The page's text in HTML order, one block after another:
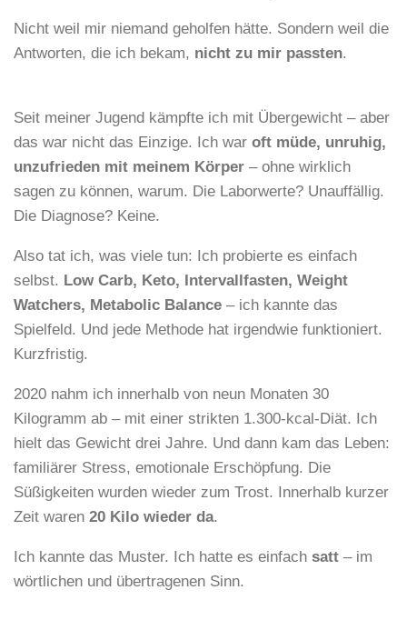
Nicht weil mir niemand geholfen hätte. Sondern weil die
Antworten, die ich bekam, nicht zu mir passten.
Seit meiner Jugend kämpfte ich mit Übergewicht – aber
das war nicht das Einzige. Ich war oft müde, unruhig,
unzufrieden mit meinem Körper – ohne wirklich
sagen zu können, warum. Die Laborwerte? Unauffällig.
Die Diagnose? Keine.
Also tat ich, was viele tun: Ich probierte es einfach
selbst. Low Carb, Keto, Intervallfasten, Weight
Watchers, Metabolic Balance – ich kannte das
Spielfeld. Und jede Methode hat irgendwie funktioniert.
Kurzfristig.
2020 nahm ich innerhalb von neun Monaten 30
Kilogramm ab – mit einer strikten 1.300-kcal-Diät. Ich
hielt das Gewicht drei Jahre. Und dann kam das Leben:
familiärer Stress, emotionale Erschöpfung. Die
Süßigkeiten wurden wieder zum Trost. Innerhalb kurzer
Zeit waren 20 Kilo wieder da.
Ich kannte das Muster. Ich hatte es einfach satt – im
wörtlichen und übertragenen Sinn.